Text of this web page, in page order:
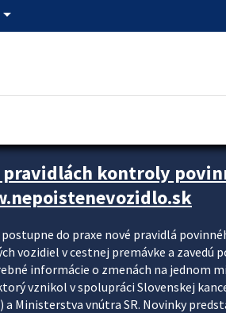
arrow_drop_down
pravidlách kontroly
do praxe nové pravidlá
vozidiel v cestnej premávke a zavedú
informácie o zmenách na jednom
vznikol v spolupráci Slovenskej
a Ministerstva vnútra SR. Novinky